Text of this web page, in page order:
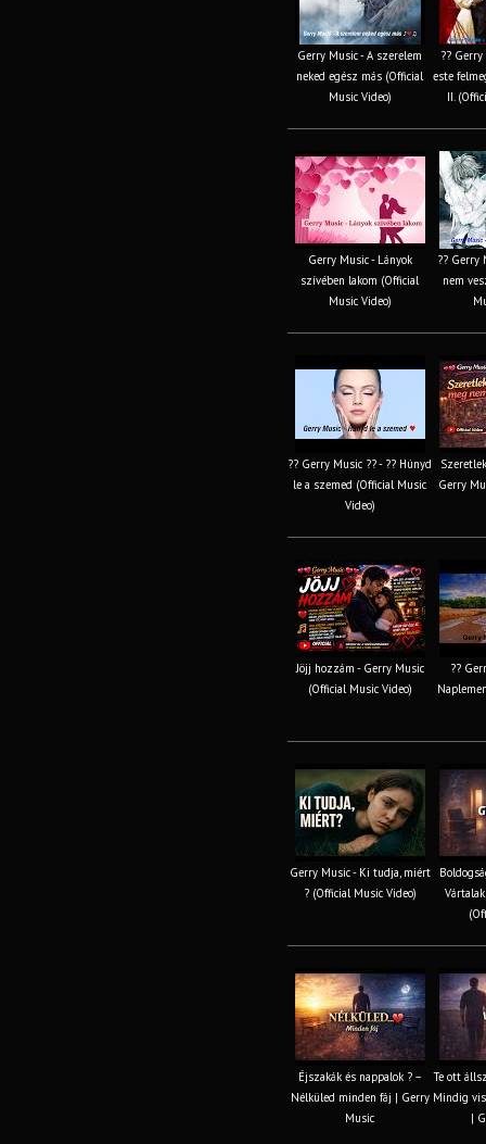
Gerry Music - A szerelem
neked egész más (Official
Music Video)
?? Gerry
este
II.
Gerry Music - Lányok
szívében lakom (Official
Music Video)
?? Gerry
nem
?? Gerry Music ?? - ?? Húnyd
le a szemed (Official Music
Video)
Gerry
Jöjj hozzám - Gerry Music
(Official Music Video)
??
Gerry Music - Ki tudja, miért
? (Official Music Video)
Éjszakák és nappalok ? –
Nélküled minden fáj | Gerry
Music
Te ott
Mindig
|